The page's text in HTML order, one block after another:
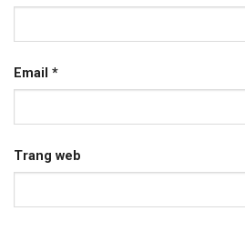
Email *
Trang web